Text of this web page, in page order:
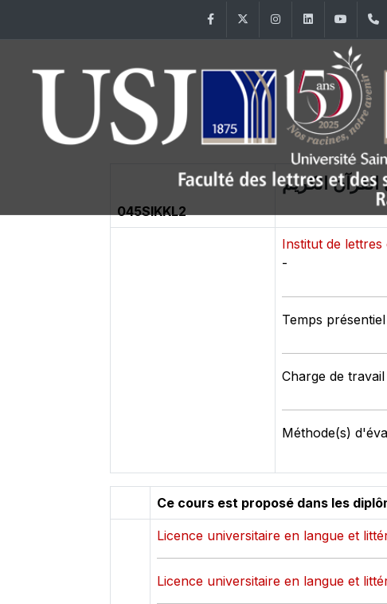
FacebookTwitter InstagramLinkedIn
045SIKKL2
الكريم
Institut de lettres
-
Temps
Charge de
Méthode(s)
Ce cours est proposé dans les
Licence universitaire en langue et
Licence universitaire en langue et